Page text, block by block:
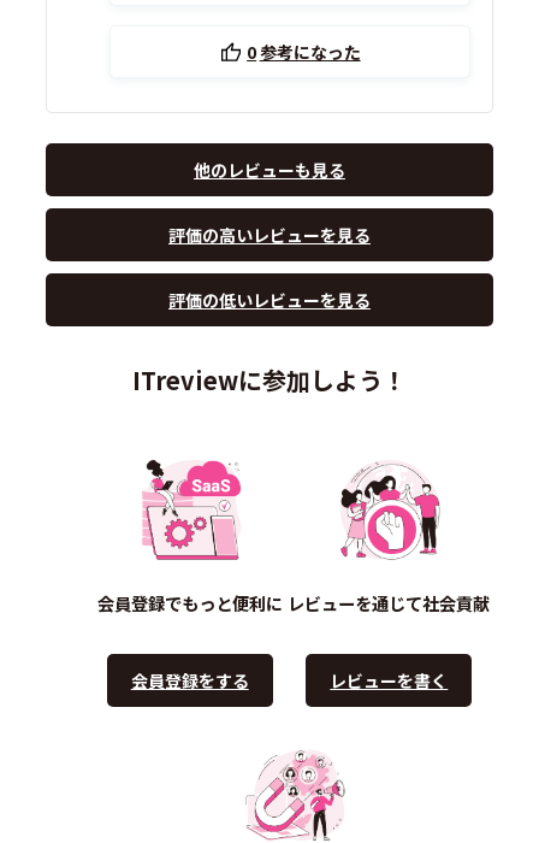
0参考になった
他のレビューも見る
評価の高いレビューを見る
評価の低いレビューを見る
ITreviewに参加しよう！
会員登録でもっと便利に
会員登録をする
レビューを通じて社会貢献
レビューを書く